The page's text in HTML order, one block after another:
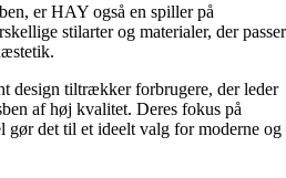
er HAY også en spiller på
stilarter og materialer, der passer
design tiltrækker forbrugere, der leder
af høj kvalitet. Deres fokus på
gør det til et ideelt valg for moderne og